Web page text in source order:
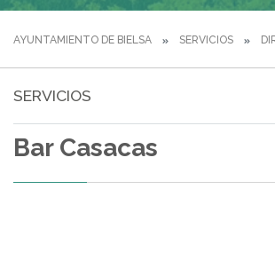
AYUNTAMIENTO DE BIELSA SERVICIOS
SERVICIOS
Bar Casacas